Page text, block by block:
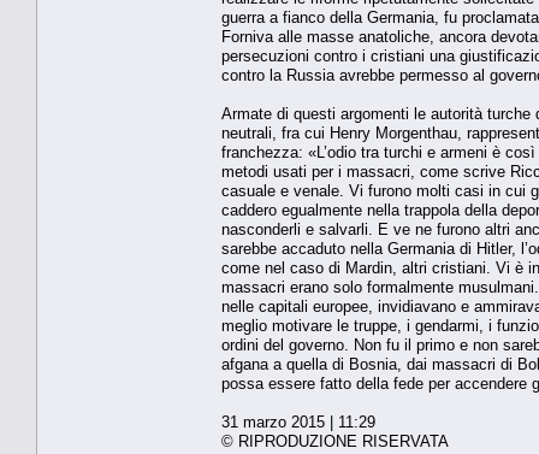
guerra a fianco della Germania, fu
Forniva alle masse anatoliche, ancora
persecuzioni contro i cristiani una
contro la Russia avrebbe permesso al
Armate di questi argomenti le autorità
neutrali, fra cui Henry Morgenthau,
franchezza: «L’odio tra turchi e armeni è
metodi usati per i massacri, come scrive
casuale e venale. Vi furono molti casi in cui
caddero egualmente nella trappola della
nasconderli e salvarli. E ve ne furono altri
sarebbe accaduto nella Germania di Hitler,
come nel caso di Mardin, altri cristiani. Vi è
massacri erano solo formalmente
nelle capitali europee, invidiavano e
meglio motivare le truppe, i gendarmi, i
ordini del governo. Non fu il primo e non
afgana a quella di Bosnia, dai massacri di
possa essere fatto della fede per accendere
31 marzo 2015 | 11:29
© RIPRODUZIONE RISERVATA